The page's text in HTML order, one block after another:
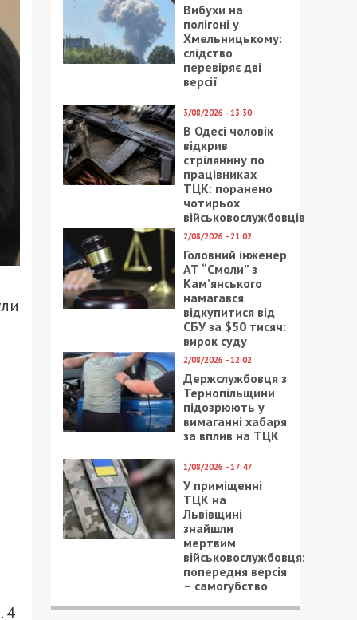
4
Вибухи на
полігоні у
Хмельницькому:
слідство
перевіряє дві
версії
3/08/2026 - 13:30
В Одесі чоловік
відкрив
стрілянину по
працівниках
ТЦК: поранено
чотирьох
військовослужбовців
2/08/2026 - 21:02
Головний інженер
АТ “Смоли” з
Кам’янського
намагався
відкупитися від
СБУ за $50 тисяч:
вирок суду
2/08/2026 - 12:02
Держслужбовця з
Тернопільщини
підозрюють у
вимаганні хабаря
за вплив на ТЦК
1/08/2026 - 17:47
У приміщенні
ТЦК на
Львівщині
знайшли
мертвим
військовослужбовця:
попередня версія
– самогубство